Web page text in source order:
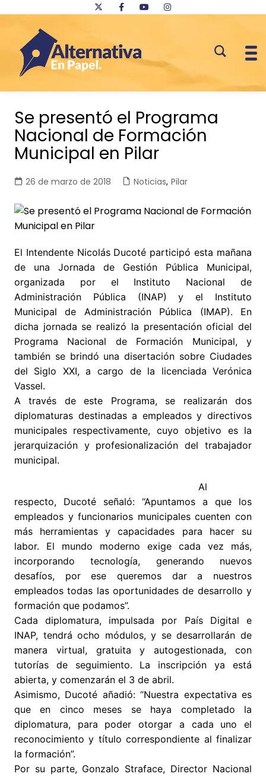
contenido
Se presentó el Programa
Nacional de Formación
Municipal en Pilar
26 de marzo de 2018 Noticias, Pilar
El Intendente Nicolás Ducoté participó esta mañana
de una Jornada de Gestión Pública Municipal,
organizada por el Instituto Nacional de
Administración Pública (INAP) y el Instituto
Municipal de Administración Pública (IMAP). En
dicha jornada se realizó la presentación oficial del
Programa Nacional de Formación Municipal, y
también se brindó una disertación sobre Ciudades
del Siglo XXI, a cargo de la licenciada Verónica
Vassel.
A través de este Programa, se realizarán dos
diplomaturas destinadas a empleados y directivos
municipales respectivamente, cuyo objetivo es la
jerarquización y profesionalización del trabajador
municipal.
Al
respecto, Ducoté señaló: “Apuntamos a que los
empleados y funcionarios municipales cuenten con
más herramientas y capacidades para hacer su
labor. El mundo moderno exige cada vez más,
incorporando tecnología, generando nuevos
desafíos, por ese queremos dar a nuestros
empleados todas las oportunidades de desarrollo y
formación que podamos”.
Cada diplomatura, impulsada por País Digital e
INAP, tendrá ocho módulos, y se desarrollarán de
manera virtual, gratuita y autogestionada, con
tutorías de seguimiento. La inscripción ya está
abierta, y comenzarán el 3 de abril.
Asimismo, Ducoté añadió: “Nuestra expectativa es
que en cinco meses se haya completado la
diplomatura, para poder otorgar a cada uno el
reconocimiento y título correspondiente al finalizar
la formación”.
Por su parte, Gonzalo Straface, Director Nacional